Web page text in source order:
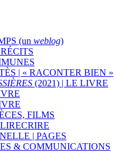
(un weblog)
| « RACONTER BIEN »
(2021) | LE LIVRE
FILMS
| PAGES
& COMMUNICATIONS